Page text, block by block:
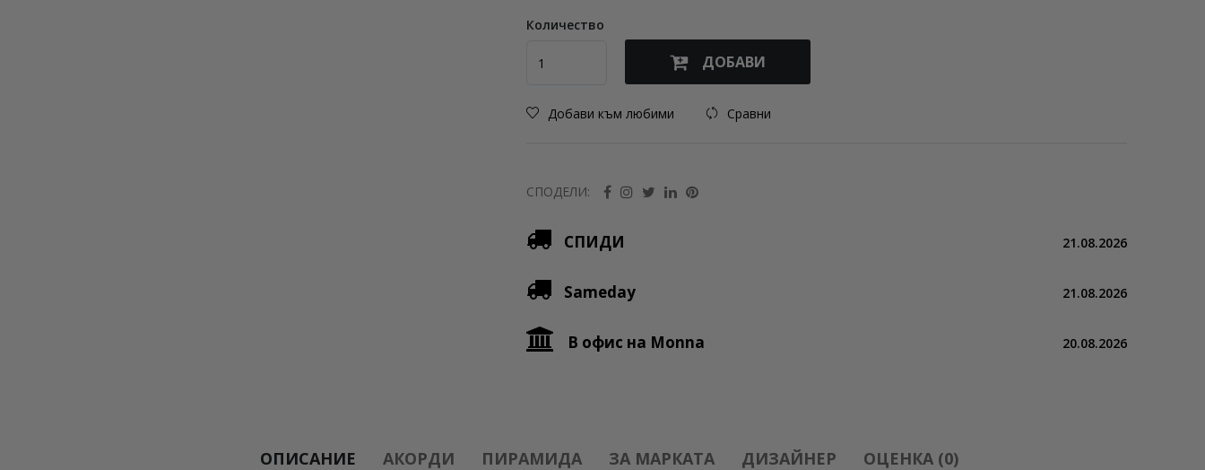
Количество
ДОБАВИ
Добави към любими Сравни
СПОДЕЛИ:
СПИДИ 21.08.2026
Sameday 21.08.2026
В офис на Monna 20.08.2026
ОПИСАНИЕ АКОРДИ ПИРАМИДА ЗА МАРКАТА ДИЗАЙНЕР ОЦЕНКА (0)